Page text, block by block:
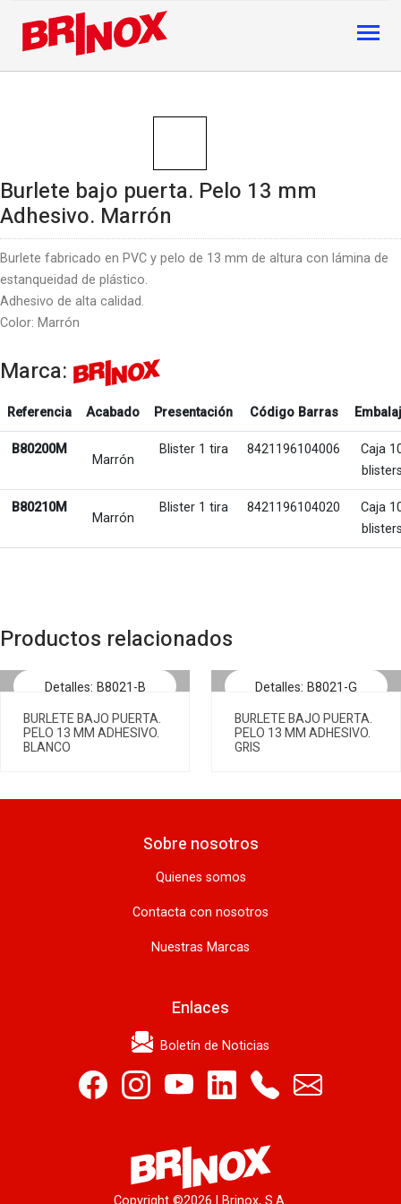
Burlete bajo puerta. Pelo 13 mm
Adhesivo. Marrón
Burlete fabricado en PVC y pelo de 13 mm de altura con lámina de
estanqueidad de plástico.
Adhesivo de alta calidad.
Color: Marrón
Marca:
Referencia Acabado Presentación Código Barras
B80200M
Marrón
Blister 1 tira 8421196104006
Caja
B80210M
Marrón
Blister 1 tira 8421196104020
Caja
Productos relacionados
Detalles: B8021-B
BURLETE BAJO PUERTA.
PELO 13 MM ADHESIVO.
BLANCO
Detalles: B8021-G
BURLETE BAJO PUERTA.
PELO 13 MM ADHESIVO.
GRIS
Sobre nosotros
Quienes somos
Contacta con nosotros
Nuestras Marcas
Enlaces
Boletín de Noticias
Copyright ©2026 | Brinox, S.A.